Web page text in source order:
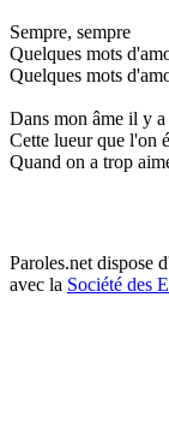
Sempre, sempre
Quelques mots
Quelques mots
Dans mon âme il y a
Cette lueur que l'on
Quand on a trop
Paroles.net dispose
avec la Société des